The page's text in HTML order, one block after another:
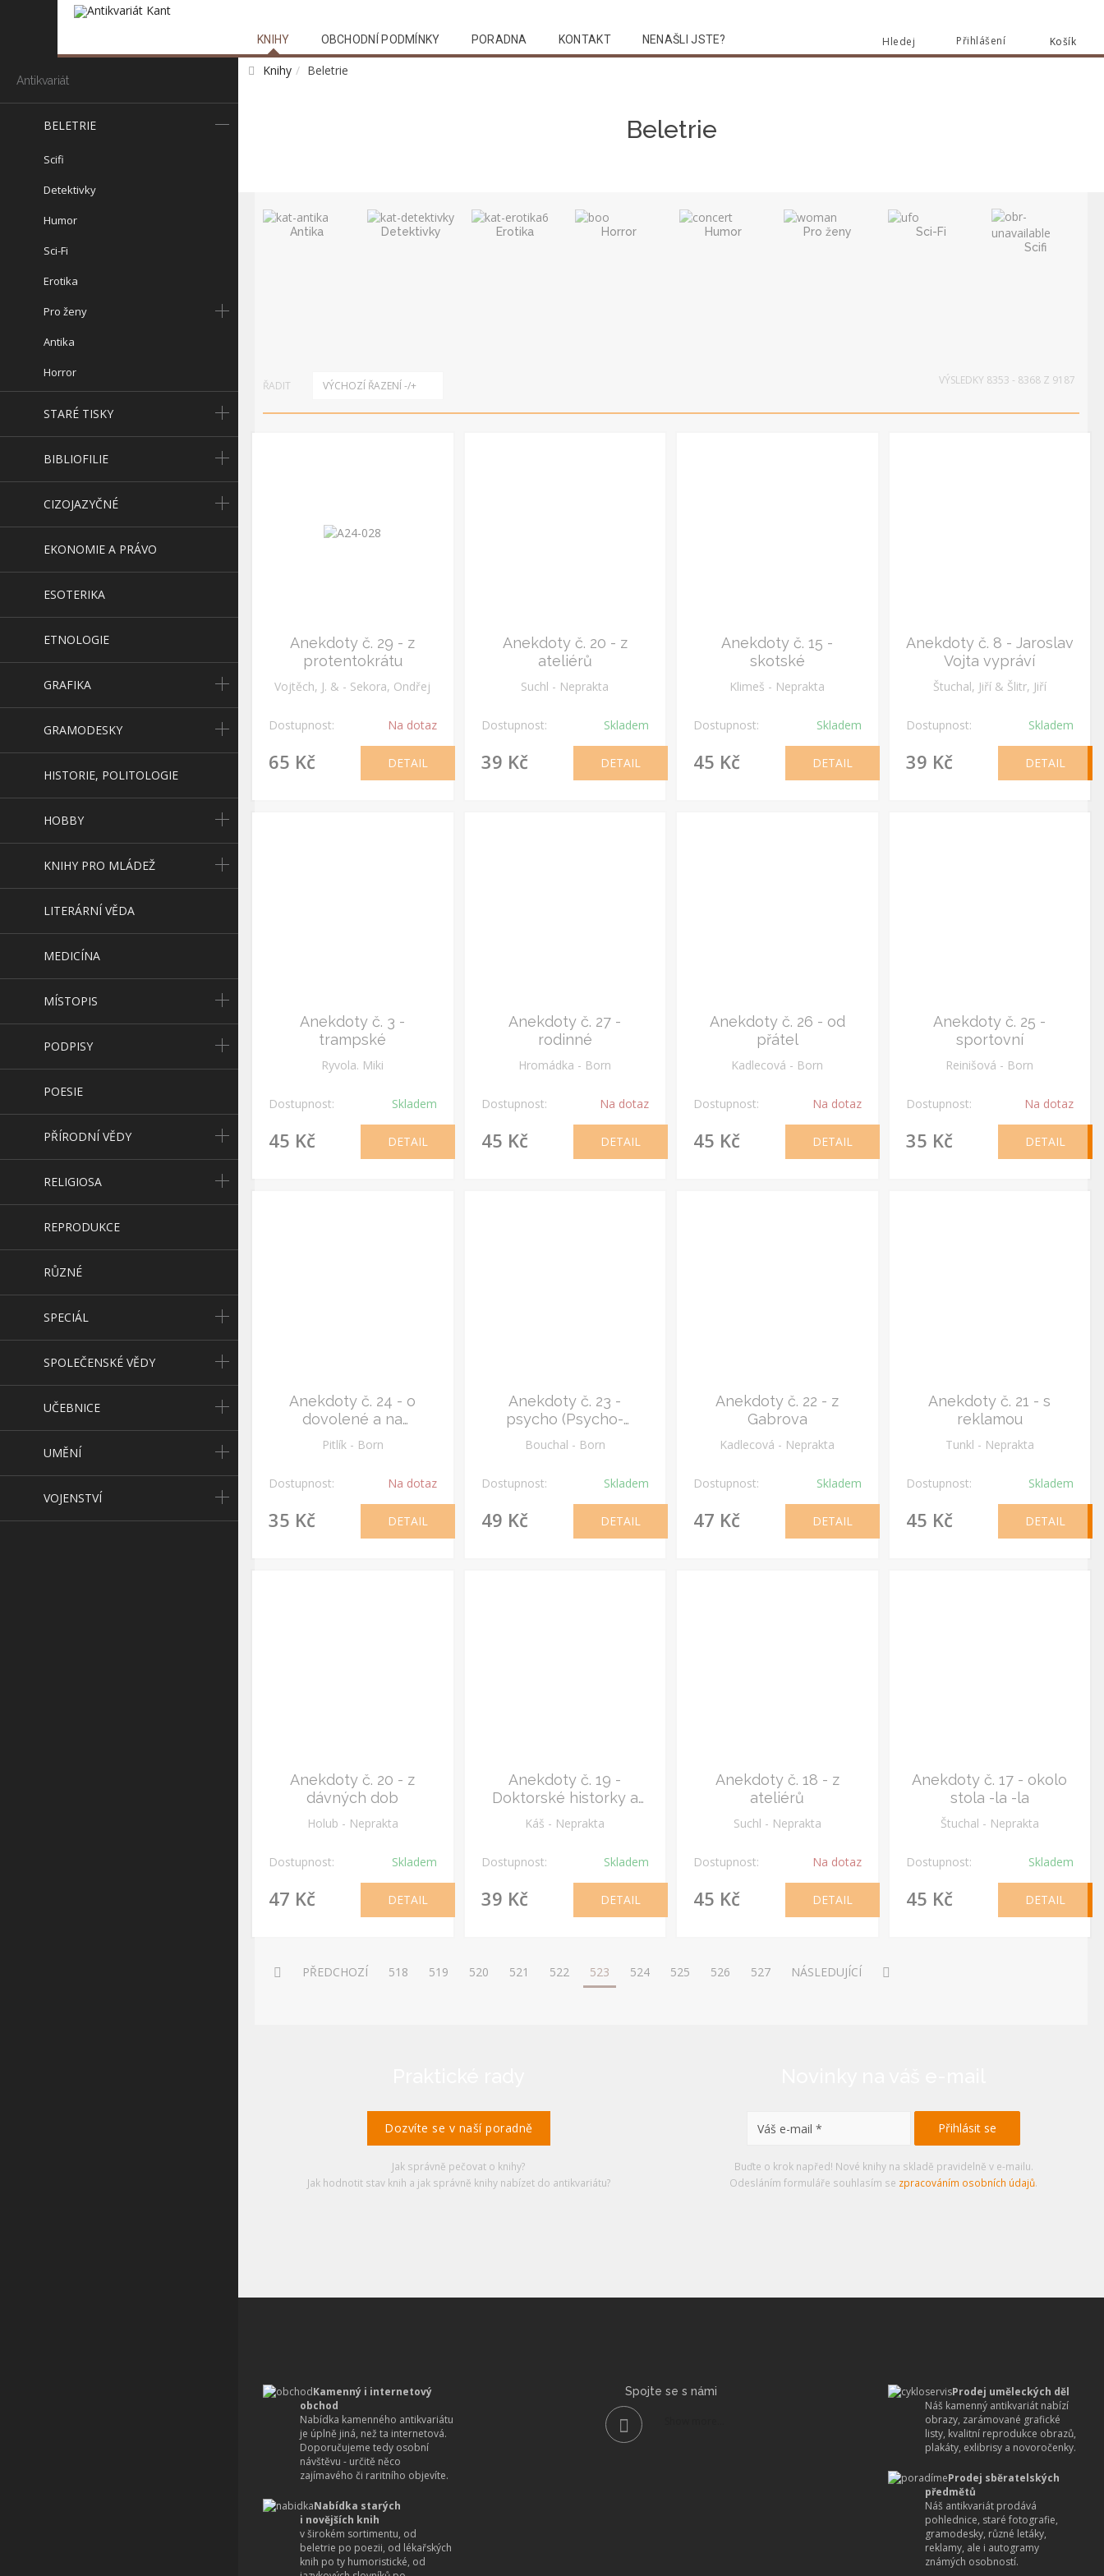
Košík
Přihlášení
Hledej
KNIHY OBCHODNÍ PODMÍNKY PORADNA KONTAKT NENAŠLI JSTE?
Antikvariát
BELETRIE
Scifi
Detektivky
Humor
Sci-Fi
Erotika
Pro ženy
Antika
Horror
STARÉ TISKY
BIBLIOFILIE
CIZOJAZYČNÉ
EKONOMIE A PRÁVO
ESOTERIKA
ETNOLOGIE
GRAFIKA
GRAMODESKY
HISTORIE, POLITOLOGIE
HOBBY
KNIHY PRO MLÁDEŽ
LITERÁRNÍ VĚDA
MEDICÍNA
MÍSTOPIS
PODPISY
POESIE
PŘÍRODNÍ VĚDY
RELIGIOSA
REPRODUKCE
RŮZNÉ
SPECIÁL
SPOLEČENSKÉ VĚDY
UČEBNICE
UMĚNÍ
VOJENSTVÍ
Knihy Beletrie
Beletrie
Antika Detektivky Erotika Horror Humor Pro ženy
Sci-Fi
Scifi
ŘADIT VÝCHOZÍ ŘAZENÍ -/+ VÝSLEDKY 8353 - 8368 Z 9187
Anekdoty č. 29 - z
protentokrátu
Vojtěch, J. & - Sekora, Ondřej
Dostupnost: Na dotaz
65 Kč DETAIL
Anekdoty č. 20 - z
ateliérů
Suchl - Neprakta
Dostupnost: Skladem
39 Kč DETAIL
Anekdoty č. 15 -
skotské
Klimeš - Neprakta
Dostupnost: Skladem
45 Kč DETAIL
Anekdoty č. 8 - Jaroslav
Vojta vypráví
Štuchal, Jiří & Šlitr, Jiří
Dostupnost: Skladem
39 Kč DETAIL
Anekdoty č. 3 -
trampské
Ryvola. Miki
Dostupnost: Skladem
45 Kč DETAIL
Anekdoty č. 27 -
rodinné
Hromádka - Born
Dostupnost: Na dotaz
45 Kč DETAIL
Anekdoty č. 26 - od
přátel
Kadlecová - Born
Dostupnost: Na dotaz
45 Kč DETAIL
Anekdoty č. 25 -
sportovní
Reinišová - Born
Dostupnost: Na dotaz
35 Kč DETAIL
Anekdoty č. 24 - o
dovolené a na
dovolenou
Pitlík - Born
Dostupnost: Na dotaz
35 Kč DETAIL
Anekdoty č. 23 -
psycho (Psycho-
anekdoty)
Bouchal - Born
Dostupnost: Skladem
49 Kč DETAIL
Anekdoty č. 22 - z
Gabrova
Kadlecová - Neprakta
Dostupnost: Skladem
47 Kč DETAIL
Anekdoty č. 21 - s
reklamou
Tunkl - Neprakta
Dostupnost: Skladem
45 Kč DETAIL
Anekdoty č. 20 - z
dávných dob
Holub - Neprakta
Dostupnost: Skladem
47 Kč DETAIL
Anekdoty č. 19 -
Doktorské historky a
anekdoty
Káš - Neprakta
Dostupnost: Skladem
39 Kč DETAIL
Anekdoty č. 18 - z
ateliérů
Suchl - Neprakta
Dostupnost: Na dotaz
45 Kč DETAIL
Anekdoty č. 17 - okolo
stola -la -la
Štuchal - Neprakta
Dostupnost: Skladem
45 Kč DETAIL
PŘEDCHOZÍ 518 519 520 521 522 523 524 525 526 527 NÁSLEDUJÍCÍ
Dozvíte se v naší poradně
Jak správně pečovat o knihy?
Jak hodnotit stav knih a jak správně knihy nabízet do antikvariátu?
Buďte o krok napřed! Nové knihy na skladě pravidelně v e-mailu.
Odesláním formuláře souhlasím se zpracováním osobních údajů.
Kamenný i internetový
obchod
Nabídka kamenného antikvariátu
je úplně jiná, než ta internetová.
Doporučujeme tedy osobní
návštěvu - určitě něco
zajímavého či raritního objevíte.
Nabídka starých
i novějších knih
v širokém sortimentu, od
beletrie po poezii, od lékařských
knih po ty humoristické, od
Prodej uměleckých děl
Náš kamenný antikvariát nabízí
obrazy, zarámované grafické
listy, kvalitní reprodukce obrazů,
plakáty, exlibrisy a novoročenky.
Prodej sběratelských
předmětů
Náš antikvariát prodává
pohlednice, staré fotografie,
gramodesky, různé letáky,
reklamy, ale i autogramy
známých osobností.
Spojte se s námi